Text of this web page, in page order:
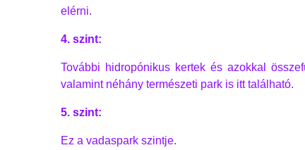
elérni.
4. szint:
További hidropónikus kertek és azokkal
valamint néhány természeti park is itt található.
5. szint:
Ez a vadaspark szintje.